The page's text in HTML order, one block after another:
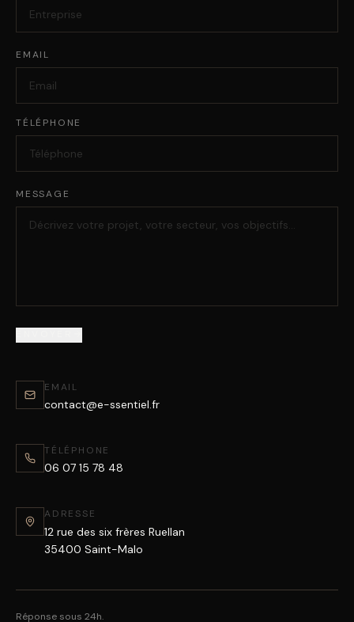
EMAIL
TÉLÉPHONE
MESSAGE
EMAIL
contact@e-ssentiel.fr
TÉLÉPHONE
06 07 15 78 48
ADRESSE
12 rue des six frères Ruellan
35400 Saint-Malo
Réponse sous 24h.